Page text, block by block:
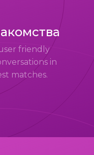
friendly
in
matches.